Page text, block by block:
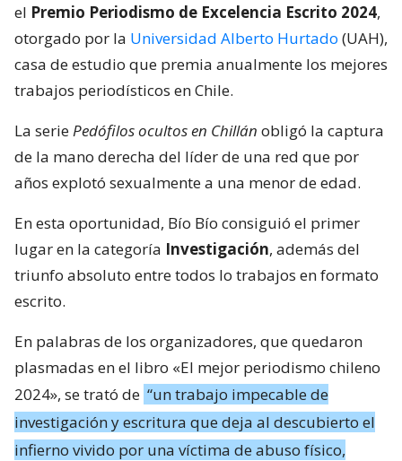
el Premio Periodismo de Excelencia Escrito 2024,
otorgado por la Universidad Alberto Hurtado (UAH),
casa de estudio que premia anualmente los mejores
trabajos periodísticos en Chile.
La serie Pedófilos ocultos en Chillán obligó la captura
de la mano derecha del líder de una red que por
años explotó sexualmente a una menor de edad.
En esta oportunidad, Bío Bío consiguió el primer
lugar en la categoría Investigación, además del
triunfo absoluto entre todos lo trabajos en formato
escrito.
En palabras de los organizadores, que quedaron
plasmadas en el libro «El mejor periodismo chileno
2024», se trató de “un trabajo impecable de
investigación y escritura que deja al descubierto el
infierno vivido por una víctima de abuso físico,